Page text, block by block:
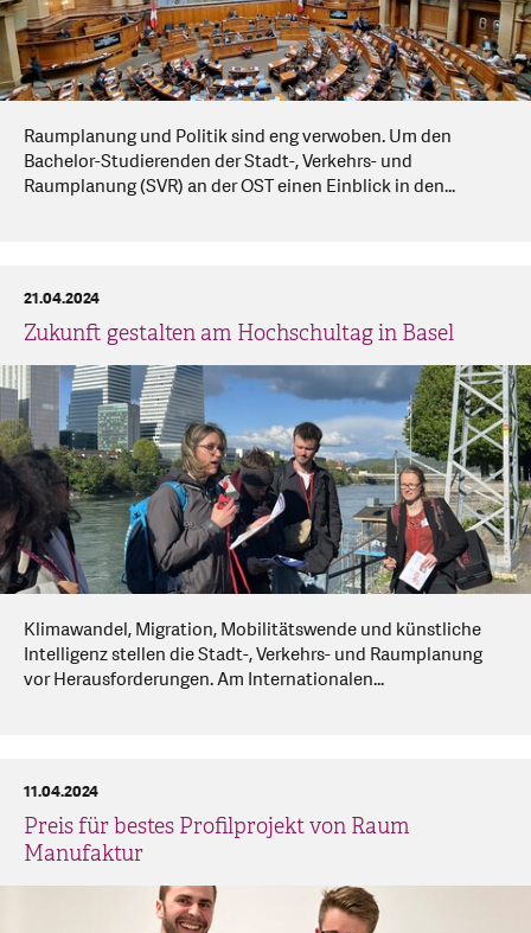
Raumplanung und Politik sind eng verwoben. Um den
Bachelor-Studierenden der Stadt-, Verkehrs- und
Raumplanung (SVR) an der OST einen Einblick in den...
Zukunft gestalten am Hochschultag in Basel
21.04.2024
Klimawandel, Migration, Mobilitätswende und künstliche
Intelligenz stellen die Stadt-, Verkehrs- und Raumplanung
vor Herausforderungen. Am Internationalen...
Preis für bestes Profilprojekt von Raum
Manufaktur
11.04.2024